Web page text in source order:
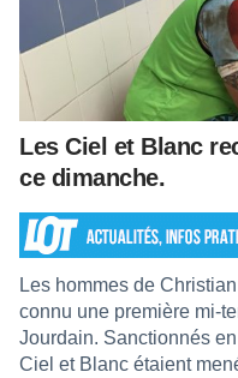
Les Ciel et Blanc
ce dimanche.
Les hommes de
connu une première mi-
Jourdain. Sanctionnés
Ciel et Blanc étaient